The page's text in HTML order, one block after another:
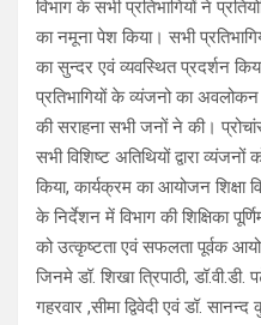
विभाग के सभी प्रतिभागियों ने
का नमूना पेश किया। सभी
का सुन्दर एवं व्यवस्थित प्रदर्शन
प्रतिभागियों के व्यंजनो का अवलोकन
की सराहना सभी जनों ने की।
सभी विशिष्ट अतिथियों द्वारा
किया, कार्यक्रम का आयोजन शिक्षा
के निर्देशन में विभाग की शिक्षिका
को उत्कृष्टता एवं सफलता पूर्वक
जिनमे डॉ. शिखा त्रिपाठी,
गहरवार ,सीमा द्विवेदी एवं डॉ.